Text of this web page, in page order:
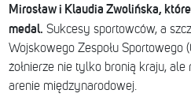
Mirosław i Klaudia Zwolińska,
medal. Sukcesy sportowców, a
Wojskowego Zespołu Sportowego
żołnierze nie tylko bronią kraju,
arenie międzynarodowej.